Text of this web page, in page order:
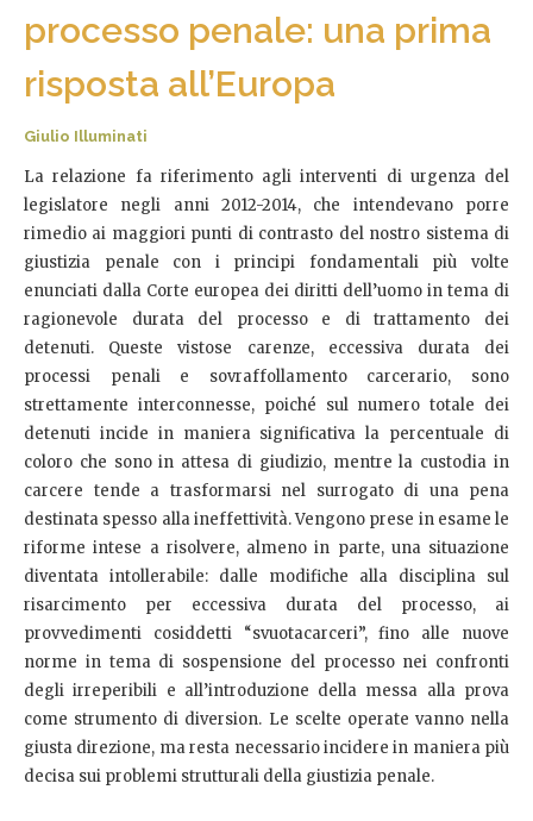
processo penale: una prima
risposta all’Europa
Giulio Illuminati
La relazione fa riferimento agli interventi di urgenza del
legislatore negli anni 2012-2014, che intendevano porre
rimedio ai maggiori punti di contrasto del nostro sistema di
giustizia penale con i principi fondamentali più volte
enunciati dalla Corte europea dei diritti dell’uomo in tema di
ragionevole durata del processo e di trattamento dei
detenuti. Queste vistose carenze, eccessiva durata dei
processi penali e sovraffollamento carcerario, sono
strettamente interconnesse, poiché sul numero totale dei
detenuti incide in maniera significativa la percentuale di
coloro che sono in attesa di giudizio, mentre la custodia in
carcere tende a trasformarsi nel surrogato di una pena
destinata spesso alla ineffettività. Vengono prese in esame le
riforme intese a risolvere, almeno in parte, una situazione
diventata intollerabile: dalle modifiche alla disciplina sul
risarcimento per eccessiva durata del processo, ai
provvedimenti cosiddetti “svuotacarceri”, fino alle nuove
norme in tema di sospensione del processo nei confronti
degli irreperibili e all’introduzione della messa alla prova
come strumento di diversion. Le scelte operate vanno nella
giusta direzione, ma resta necessario incidere in maniera più
decisa sui problemi strutturali della giustizia penale.